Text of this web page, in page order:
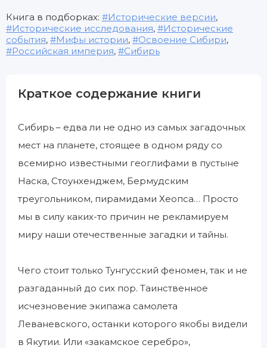
Книга в подборках: Исторические версии,
Исторические исследования,
Исторические
события, Мифы истории, Освоение Сибири,
Российская империя, Сибирь
Краткое содержание книги
Сибирь – едва ли не одно из самых загадочных
мест на планете, стоящее в одном ряду со
всемирно известными геоглифами в пустыне
Наска, Стоунхенджем, Бермудским
треугольником, пирамидами Хеопса… Просто
мы в силу каких-то причин не рекламируем
миру наши отечественные загадки и тайны.
Чего стоит только Тунгусский феномен, так и не
разгаданный до сих пор. Таинственное
исчезновение экипажа самолета
Леваневского, останки которого якобы видели
в Якутии. Или «закамское серебро»,